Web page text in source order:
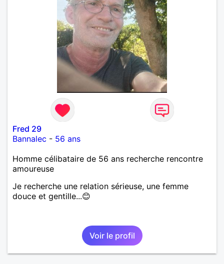
Fred 29
Bannalec - 56 ans
Homme célibataire de 56 ans recherche rencontre
amoureuse
Je recherche une relation sérieuse, une femme
douce et gentille...😊
Voir le profil